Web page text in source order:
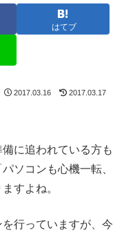
はてブ
2017.03.16 2017.03.17
に追われている方も
ソコンも心機一転、
すよね。
行っていますが、今